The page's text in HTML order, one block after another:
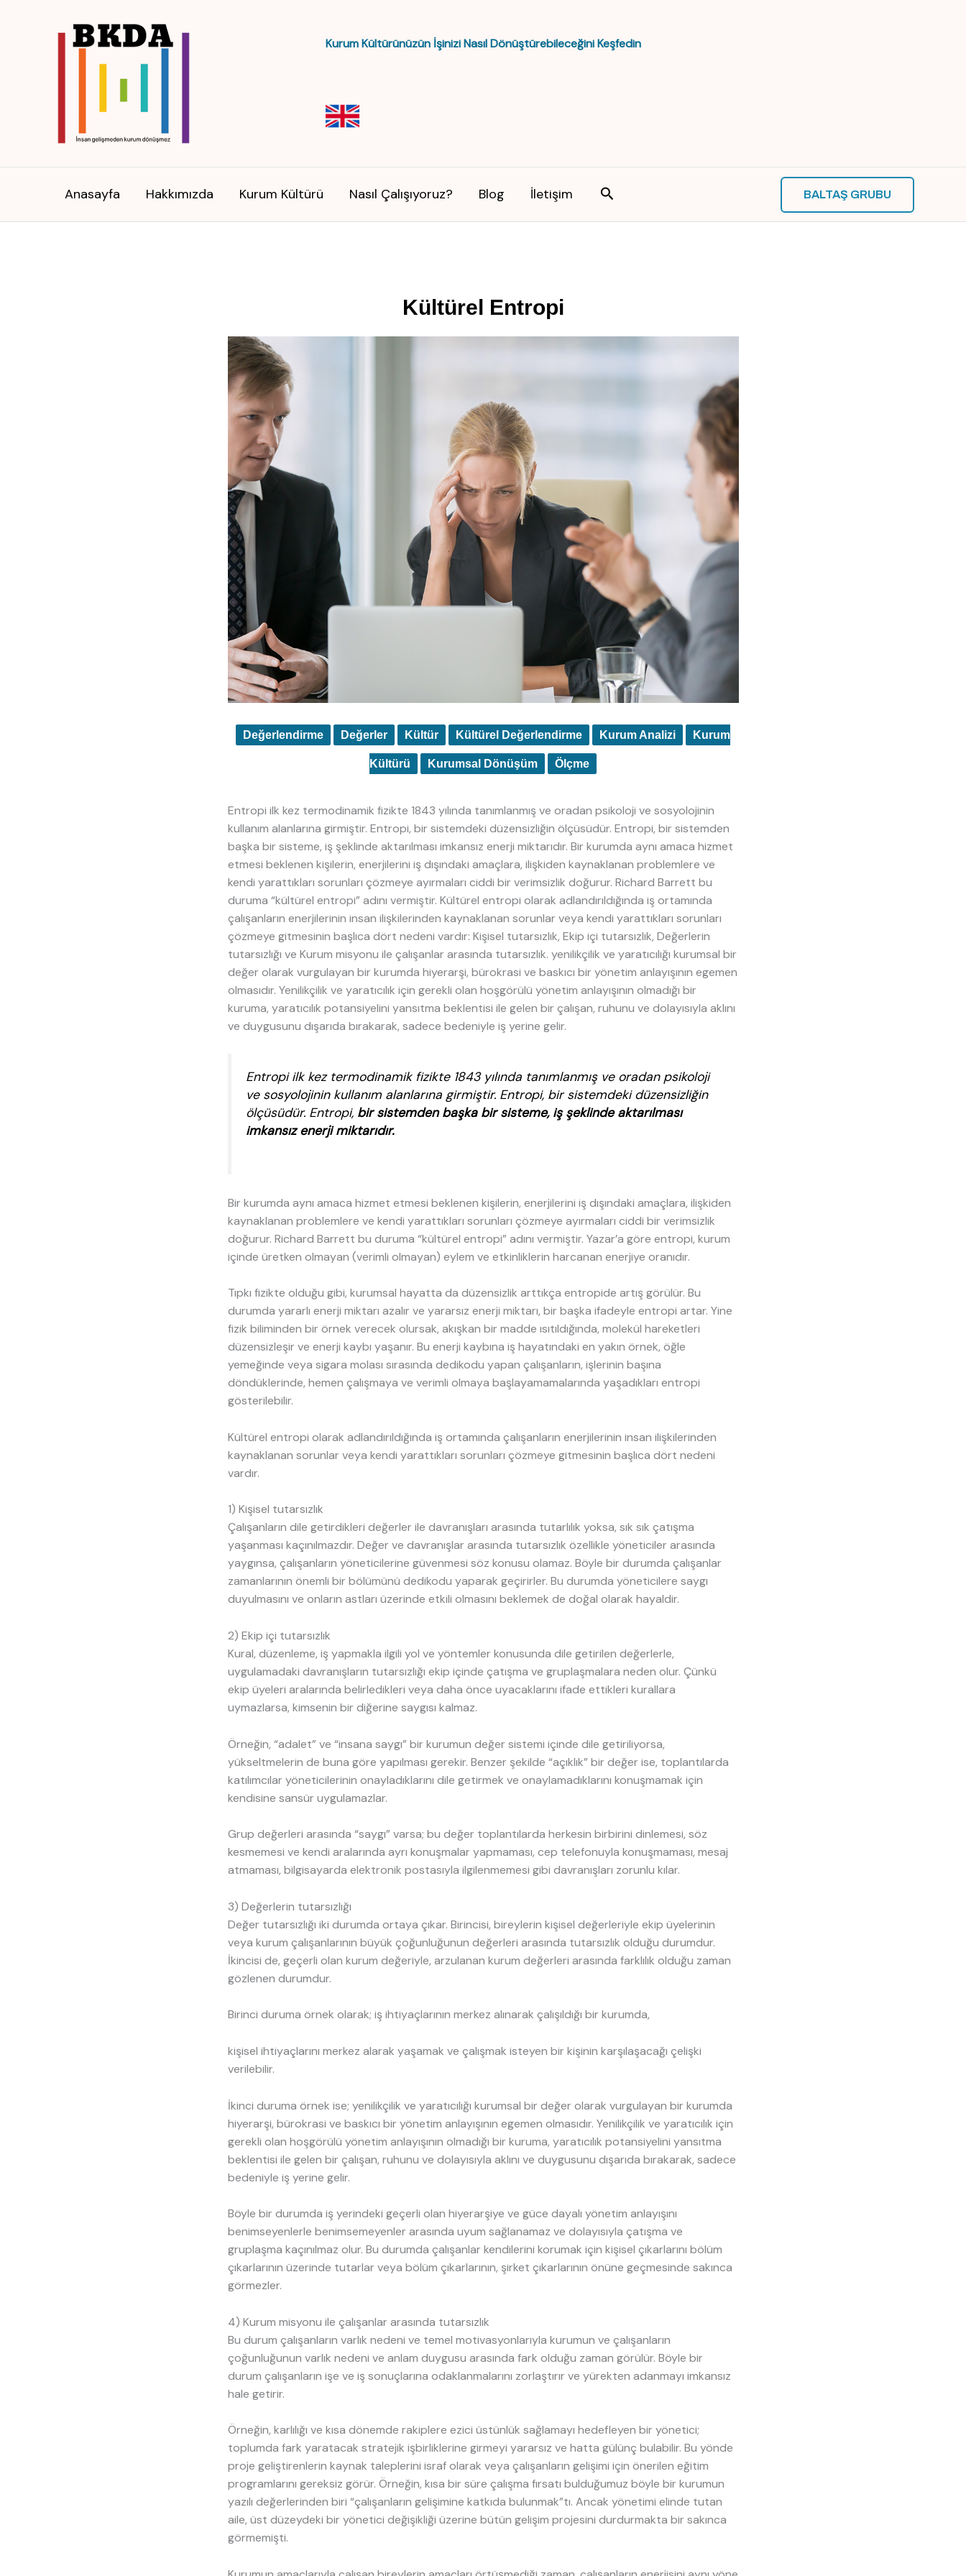
Kurum Kültürünüzün İşinizi Nasıl Dönüştürebileceğini Keşfedin
Anasayfa Hakkımızda Kurum Kültürü Nasıl Çalışıyoruz? Blog İletişim Arama BALTAŞ GRUBU
Kültürel Entropi
Değerlendirme Değerler Kültür Kültürel Değerlendirme Kurum Analizi Kurum
Kültürü Kurumsal Dönüşüm Ölçme
Entropi ilk kez termodinamik fizikte 1843 yılında tanımlanmış ve oradan psikoloji ve sosyolojinin
kullanım alanlarına girmiştir. Entropi, bir sistemdeki düzensizliğin ölçüsüdür. Entropi, bir sistemden
başka bir sisteme, iş şeklinde aktarılması imkansız enerji miktarıdır. Bir kurumda aynı amaca hizmet
etmesi beklenen kişilerin, enerjilerini iş dışındaki amaçlara, ilişkiden kaynaklanan problemlere ve
kendi yarattıkları sorunları çözmeye ayırmaları ciddi bir verimsizlik doğurur. Richard Barrett bu
duruma “kültürel entropi” adını vermiştir. Kültürel entropi olarak adlandırıldığında iş ortamında
çalışanların enerjilerinin insan ilişkilerinden kaynaklanan sorunlar veya kendi yarattıkları sorunları
çözmeye gitmesinin başlıca dört nedeni vardır: Kişisel tutarsızlık, Ekip içi tutarsızlık, Değerlerin
tutarsızlığı ve Kurum misyonu ile çalışanlar arasında tutarsızlık. yenilikçilik ve yaratıcılığı kurumsal bir
değer olarak vurgulayan bir kurumda hiyerarşi, bürokrasi ve baskıcı bir yönetim anlayışının egemen
olmasıdır. Yenilikçilik ve yaratıcılık için gerekli olan hoşgörülü yönetim anlayışının olmadığı bir
kuruma, yaratıcılık potansiyelini yansıtma beklentisi ile gelen bir çalışan, ruhunu ve dolayısıyla aklını
ve duygusunu dışarıda bırakarak, sadece bedeniyle iş yerine gelir.
Entropi ilk kez termodinamik fizikte 1843 yılında tanımlanmış ve oradan psikoloji
ve sosyolojinin kullanım alanlarına girmiştir. Entropi, bir sistemdeki düzensizliğin
ölçüsüdür. Entropi, bir sistemden başka bir sisteme, iş şeklinde aktarılması
imkansız enerji miktarıdır.
Bir kurumda aynı amaca hizmet etmesi beklenen kişilerin, enerjilerini iş dışındaki amaçlara, ilişkiden
kaynaklanan problemlere ve kendi yarattıkları sorunları çözmeye ayırmaları ciddi bir verimsizlik
doğurur. Richard Barrett bu duruma “kültürel entropi” adını vermiştir. Yazar’a göre entropi, kurum
içinde üretken olmayan (verimli olmayan) eylem ve etkinliklerin harcanan enerjiye oranıdır.
Tıpkı fizikte olduğu gibi, kurumsal hayatta da düzensizlik arttıkça entropide artış görülür. Bu
durumda yararlı enerji miktarı azalır ve yararsız enerji miktarı, bir başka ifadeyle entropi artar. Yine
fizik biliminden bir örnek verecek olursak, akışkan bir madde ısıtıldığında, molekül hareketleri
düzensizleşir ve enerji kaybı yaşanır. Bu enerji kaybına iş hayatındaki en yakın örnek, öğle
yemeğinde veya sigara molası sırasında dedikodu yapan çalışanların, işlerinin başına
döndüklerinde, hemen çalışmaya ve verimli olmaya başlayamamalarında yaşadıkları entropi
gösterilebilir.
Kültürel entropi olarak adlandırıldığında iş ortamında çalışanların enerjilerinin insan ilişkilerinden
kaynaklanan sorunlar veya kendi yarattıkları sorunları çözmeye gitmesinin başlıca dört nedeni
vardır.
1) Kişisel tutarsızlık
Çalışanların dile getirdikleri değerler ile davranışları arasında tutarlılık yoksa, sık sık çatışma
yaşanması kaçınılmazdır. Değer ve davranışlar arasında tutarsızlık özellikle yöneticiler arasında
yaygınsa, çalışanların yöneticilerine güvenmesi söz konusu olamaz. Böyle bir durumda çalışanlar
zamanlarının önemli bir bölümünü dedikodu yaparak geçirirler. Bu durumda yöneticilere saygı
duyulmasını ve onların astları üzerinde etkili olmasını beklemek de doğal olarak hayaldir.
2) Ekip içi tutarsızlık
Kural, düzenleme, iş yapmakla ilgili yol ve yöntemler konusunda dile getirilen değerlerle,
uygulamadaki davranışların tutarsızlığı ekip içinde çatışma ve gruplaşmalara neden olur. Çünkü
ekip üyeleri aralarında belirledikleri veya daha önce uyacaklarını ifade ettikleri kurallara
uymazlarsa, kimsenin bir diğerine saygısı kalmaz.
Örneğin, “adalet” ve “insana saygı” bir kurumun değer sistemi içinde dile getiriliyorsa,
yükseltmelerin de buna göre yapılması gerekir. Benzer şekilde “açıklık” bir değer ise, toplantılarda
katılımcılar yöneticilerinin onayladıklarını dile getirmek ve onaylamadıklarını konuşmamak için
kendisine sansür uygulamazlar.
Grup değerleri arasında “saygı” varsa; bu değer toplantılarda herkesin birbirini dinlemesi, söz
kesmemesi ve kendi aralarında ayrı konuşmalar yapmaması, cep telefonuyla konuşmaması, mesaj
atmaması, bilgisayarda elektronik postasıyla ilgilenmemesi gibi davranışları zorunlu kılar.
3) Değerlerin tutarsızlığı
Değer tutarsızlığı iki durumda ortaya çıkar. Birincisi, bireylerin kişisel değerleriyle ekip üyelerinin
veya kurum çalışanlarının büyük çoğunluğunun değerleri arasında tutarsızlık olduğu durumdur.
İkincisi de, geçerli olan kurum değeriyle, arzulanan kurum değerleri arasında farklılık olduğu zaman
gözlenen durumdur.
Birinci duruma örnek olarak; iş ihtiyaçlarının merkez alınarak çalışıldığı bir kurumda,
kişisel ihtiyaçlarını merkez alarak yaşamak ve çalışmak isteyen bir kişinin karşılaşacağı çelişki
verilebilir.
İkinci duruma örnek ise; yenilikçilik ve yaratıcılığı kurumsal bir değer olarak vurgulayan bir kurumda
hiyerarşi, bürokrasi ve baskıcı bir yönetim anlayışının egemen olmasıdır. Yenilikçilik ve yaratıcılık için
gerekli olan hoşgörülü yönetim anlayışının olmadığı bir kuruma, yaratıcılık potansiyelini yansıtma
beklentisi ile gelen bir çalışan, ruhunu ve dolayısıyla aklını ve duygusunu dışarıda bırakarak, sadece
bedeniyle iş yerine gelir.
Böyle bir durumda iş yerindeki geçerli olan hiyerarşiye ve güce dayalı yönetim anlayışını
benimseyenlerle benimsemeyenler arasında uyum sağlanamaz ve dolayısıyla çatışma ve
gruplaşma kaçınılmaz olur. Bu durumda çalışanlar kendilerini korumak için kişisel çıkarlarını bölüm
çıkarlarının üzerinde tutarlar veya bölüm çıkarlarının, şirket çıkarlarının önüne geçmesinde sakınca
görmezler.
4) Kurum misyonu ile çalışanlar arasında tutarsızlık
Bu durum çalışanların varlık nedeni ve temel motivasyonlarıyla kurumun ve çalışanların
çoğunluğunun varlık nedeni ve anlam duygusu arasında fark olduğu zaman görülür. Böyle bir
durum çalışanların işe ve iş sonuçlarına odaklanmalarını zorlaştırır ve yürekten adanmayı imkansız
hale getirir.
Örneğin, karlılığı ve kısa dönemde rakiplere ezici üstünlük sağlamayı hedefleyen bir yönetici;
toplumda fark yaratacak stratejik işbirliklerine girmeyi yararsız ve hatta gülünç bulabilir. Bu yönde
proje geliştirenlerin kaynak taleplerini israf olarak veya çalışanların gelişimi için önerilen eğitim
programlarını gereksiz görür. Örneğin, kısa bir süre çalışma fırsatı bulduğumuz böyle bir kurumun
yazılı değerlerinden biri “çalışanların gelişimine katkıda bulunmak”tı. Ancak yönetimi elinde tutan
aile, üst düzeydeki bir yönetici değişikliği üzerine bütün gelişim projesini durdurmakta bir sakınca
görmemişti.